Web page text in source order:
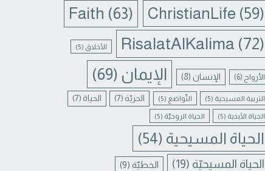
ChristianLife (59)
Faith (63)
RisalatAlKalima (72) الأخلاق (5)
الأرواح (6) الإنسان(8) الإيمان (69)
التربية المسيحية (5) التّواضع (5) الحريّة (7) الحياة (7)
الحياة الأبدية (5) الحياة الروحيّة (5)
الحياة المسيحية (54)
الحياة المسيحيّة (19) الخطيّة(9)